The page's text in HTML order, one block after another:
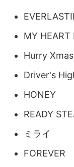
MY HEART
Hurry Xmas
Driver's
HONEY
READY
ミライ
FOREVER